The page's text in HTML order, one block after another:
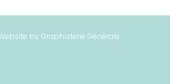
by Graphisterie Générale